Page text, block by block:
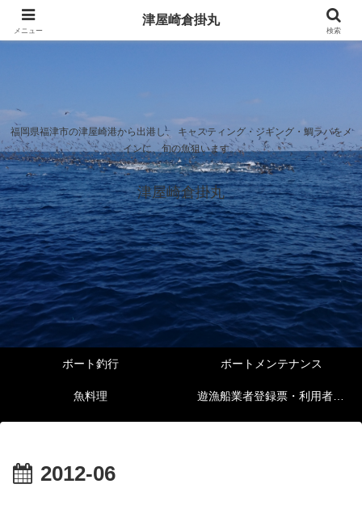
福岡県福津市の津屋崎港から出港し、 キャスティング・ジギング・鯛ラバをメ
インに、旬の魚狙います。
津屋崎倉掛丸
ボート釣行 ボートメンテナンス
魚料理 遊漁船業者登録票・利用者の安全確保等に関する情報
2012-06
メニュー
津屋崎倉掛丸
検索